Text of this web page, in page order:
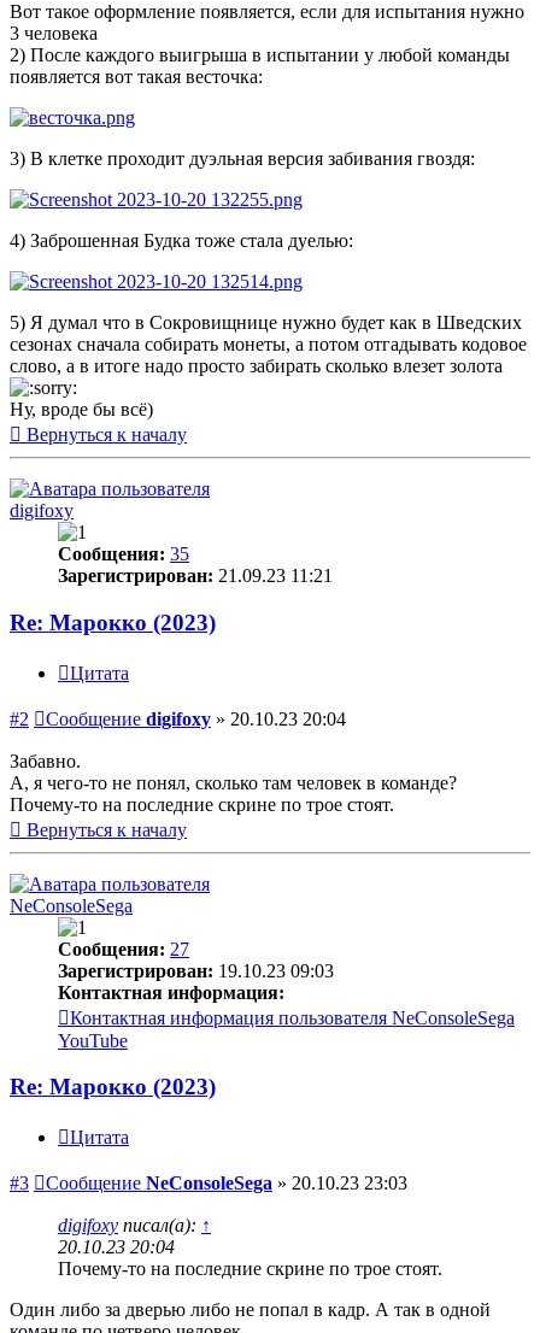
Вот такое оформление появляется, если для испытания нужно
3 человека
2) После каждого выигрыша в испытании у любой команды
появляется вот такая весточка:
3) В клетке проходит дуэльная версия забивания гвоздя:
4) Заброшенная Будка тоже стала дуелью:
5) Я думал что в Сокровищнице нужно будет как в Шведских
сезонах сначала собирать монеты, а потом отгадывать кодовое
слово, а в итоге надо просто забирать сколько влезет золота
Ну, вроде бы всё)
Вернуться к началу
digifoxy
Сообщения: 35
Зарегистрирован: 21.09.23 11:21
Re: Марокко (2023)
Цитата
#2 Сообщение digifoxy » 20.10.23 20:04
Забавно.
А, я чего-то не понял, сколько там человек в команде?
Почему-то на последние скрине по трое стоят.
Вернуться к началу
NeConsoleSega
Сообщения: 27
Зарегистрирован: 19.10.23 09:03
Контактная информация:
Контактная информация пользователя NeConsoleSega
YouTube
Re: Марокко (2023)
Цитата
#3 Сообщение NeConsoleSega » 20.10.23 23:03
digifoxy писал(а): ↑
20.10.23 20:04
Почему-то на последние скрине по трое стоят.
Один либо за дверью либо не попал в кадр. А так в одной